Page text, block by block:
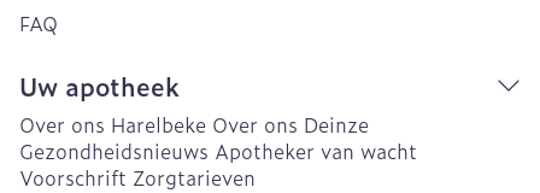
FAQ
Uw apotheek
Over ons Harelbeke Over ons Deinze
Gezondheidsnieuws Apotheker van wacht
Voorschrift Zorgtarieven